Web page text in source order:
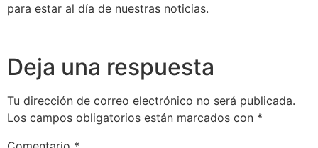
para estar al día de nuestras noticias.
Deja una respuesta
Tu dirección de correo electrónico no será publicada.
Los campos obligatorios están marcados con *